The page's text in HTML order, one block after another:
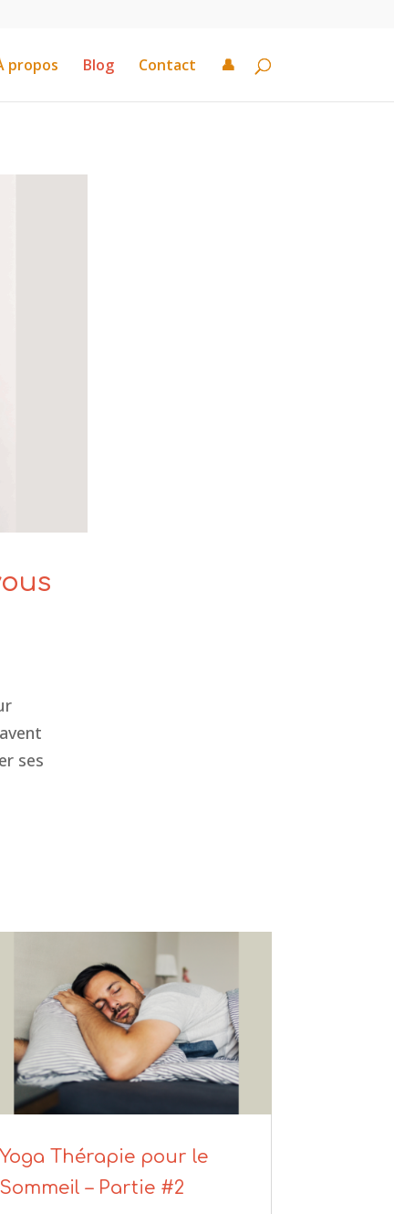
propos Blog Contact 👤
ses
Yoga Thérapie pour le
Sommeil – Partie #2